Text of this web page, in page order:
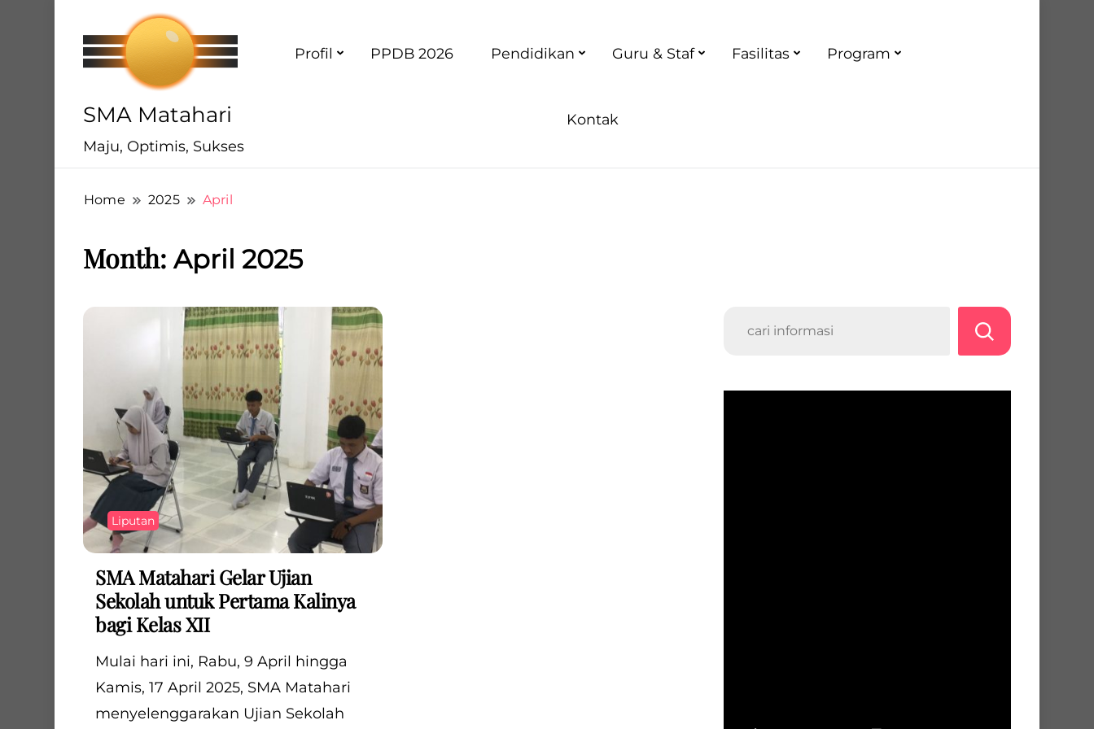
SMA Matahari
Maju, Optimis, Sukses
Profil PPDB 2026 Pendidikan Guru & Staf Fasilitas Program
Kontak
Home 2025 April
Month: April 2025
Liputan
SMA Matahari Gelar Ujian
Sekolah untuk Pertama Kalinya
bagi Kelas XII
Mulai hari ini, Rabu, 9 April hingga
Kamis, 17 April 2025, SMA Matahari
menyelenggarakan Ujian Sekolah
Search